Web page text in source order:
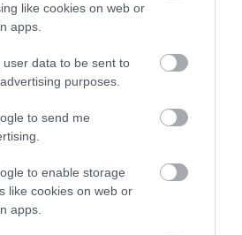
like cookies on web or
apps.
user data to be sent to
purposes.
to send me
to enable storage
like cookies on web or
apps.